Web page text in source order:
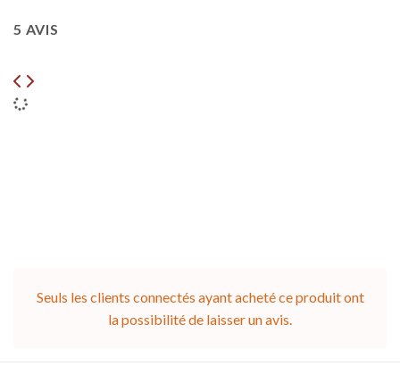
5 AVIS
Seuls les clients connectés ayant acheté ce produit ont
la possibilité de laisser un avis.